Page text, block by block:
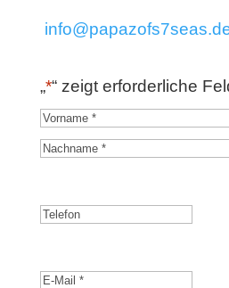
„*“ zeigt erforderliche
Name*
Vorname
Telefon
E-